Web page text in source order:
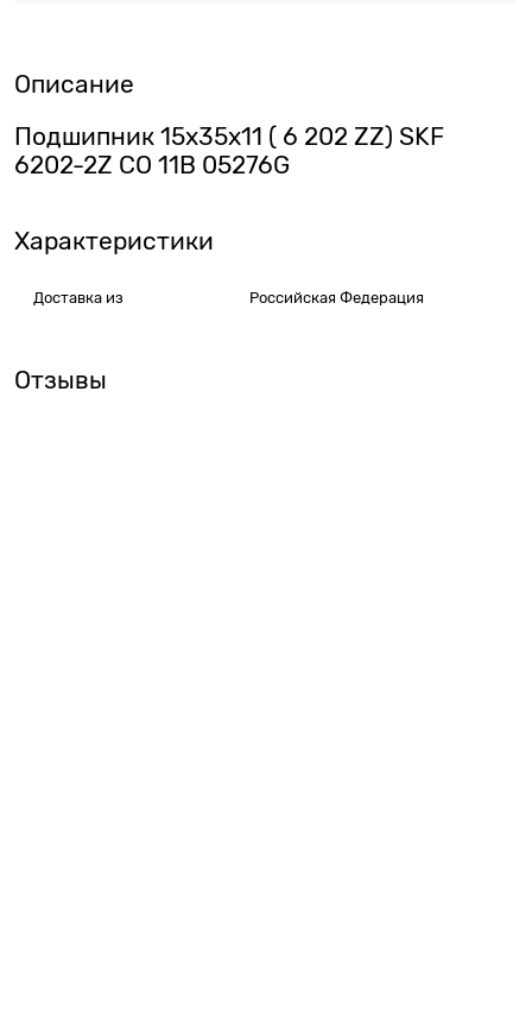
Описание
Подшипник 15х35х11 ( 6 202 ZZ) SKF
6202-2Z CO 11B 05276G
Характеристики
Доставка из Российская Федерация
Отзывы